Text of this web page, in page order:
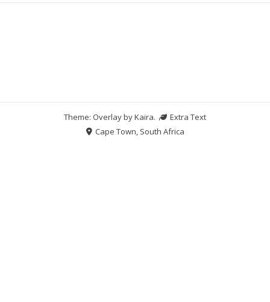
Theme: Overlay byKaira.
Extra Text
Cape Town, South Africa